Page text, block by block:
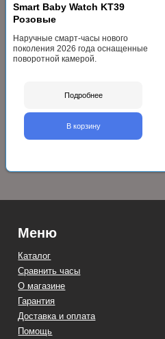
Smart Baby Watch KT39
Розовые
Наручные смарт-часы нового
поколения 2026 года оснащенные
поворотной камерой.
Подробнее
В корзину
Меню
Каталог
Сравнить часы
О магазине
Гарантия
Доставка и оплата
Помощь